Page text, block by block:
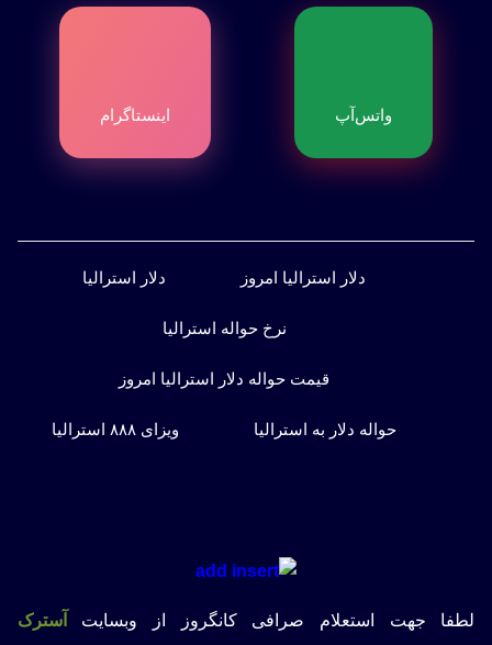
واتس‌آپ اینستاگرام
دلار استرالیا امروز دلار استرالیا
نرخ حواله استرالیا
قیمت حواله دلار استرالیا امروز
حواله دلار به استرالیا ویزای ۸۸۸ استرالیا
لطفا جهت استعلام صرافی کانگروز از وبسایت آسترک